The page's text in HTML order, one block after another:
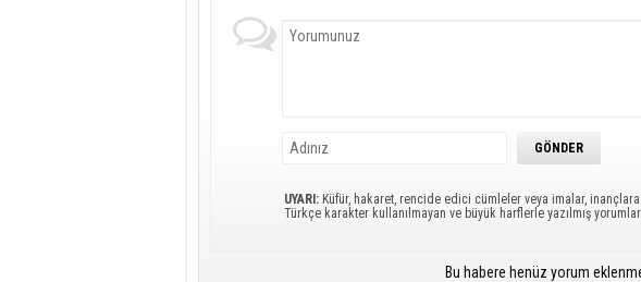
UYARI: Küfür, hakaret, rencide edici cümleler veya imalar,
Türkçe karakter kullanılmayan ve büyük harflerle yazılmış
Bu habere henüz yorum